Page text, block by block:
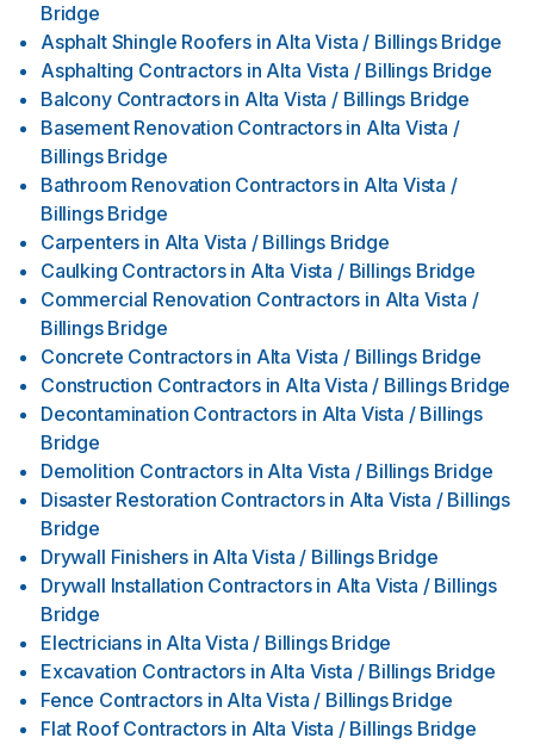
Bridge
Asphalt Shingle Roofers in Alta Vista / Billings Bridge
Asphalting Contractors in Alta Vista / Billings Bridge
Balcony Contractors in Alta Vista / Billings Bridge
Basement Renovation Contractors in Alta Vista /
Billings Bridge
Bathroom Renovation Contractors in Alta Vista /
Billings Bridge
Carpenters in Alta Vista / Billings Bridge
Caulking Contractors in Alta Vista / Billings Bridge
Commercial Renovation Contractors in Alta Vista /
Billings Bridge
Concrete Contractors in Alta Vista / Billings Bridge
Construction Contractors in Alta Vista / Billings Bridge
Decontamination Contractors in Alta Vista / Billings
Bridge
Demolition Contractors in Alta Vista / Billings Bridge
Disaster Restoration Contractors in Alta Vista / Billings
Bridge
Drywall Finishers in Alta Vista / Billings Bridge
Drywall Installation Contractors in Alta Vista / Billings
Bridge
Electricians in Alta Vista / Billings Bridge
Excavation Contractors in Alta Vista / Billings Bridge
Fence Contractors in Alta Vista / Billings Bridge
Flat Roof Contractors in Alta Vista / Billings Bridge